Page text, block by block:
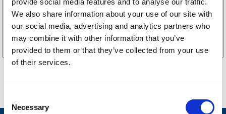
provide social media features and to analyse our traffic.
We also share information about your use of our site with
our social media, advertising and analytics partners who
may combine it with other information that you’ve
provided to them or that they’ve collected from your use
of their services.
o
Necessary
Köp online